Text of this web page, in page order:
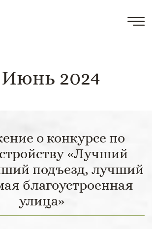
Июнь 2024
о конкурсе по
«Лучший
подъезд, лучший
благоустроенная
улица»